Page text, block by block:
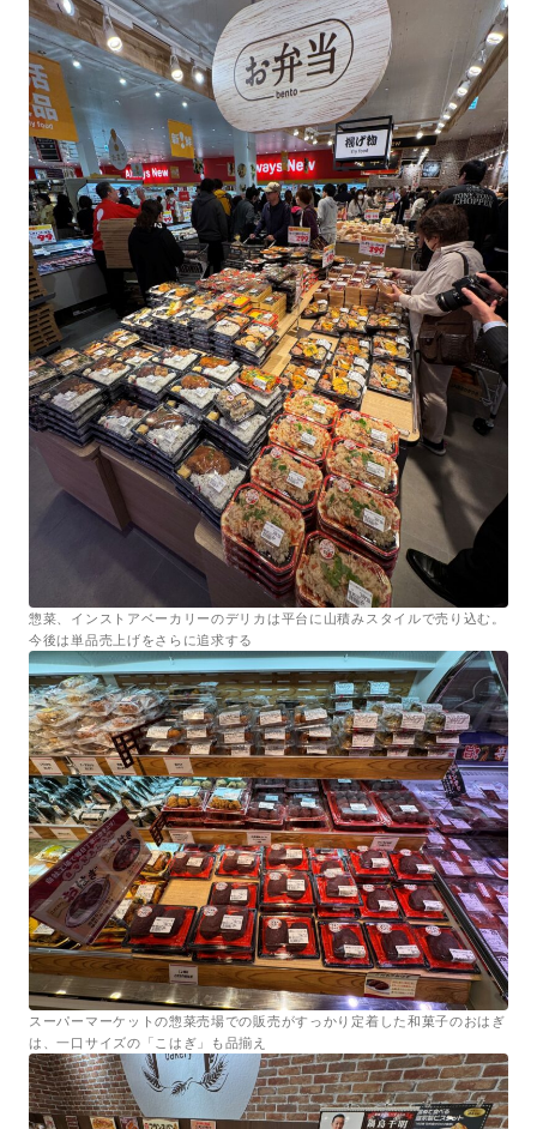
惣菜、インストアベーカリーのデリカは平台に山積みスタイルで売り込む。
今後は単品売上げをさらに追求する
スーパーマーケットの惣菜売場での販売がすっかり定着した和菓子のおはぎ
は、一口サイズの「こはぎ」も品揃え